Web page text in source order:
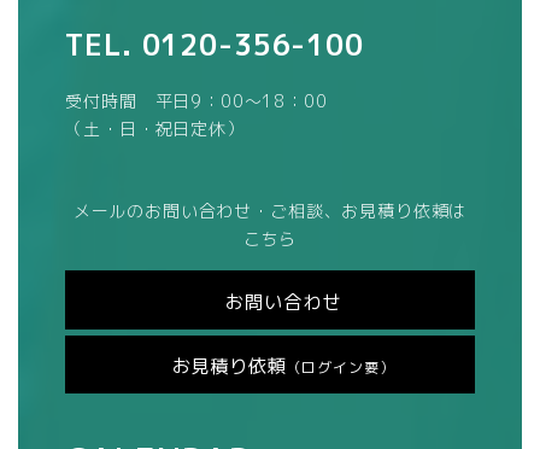
TEL. 0120-356-100
受付時間 平日9：00～18：00
（土・日・祝日定休）
メールのお問い合わせ・ご相談、お見積り依頼は
こちら
お問い合わせ
お見積り依頼 （ログイン要）